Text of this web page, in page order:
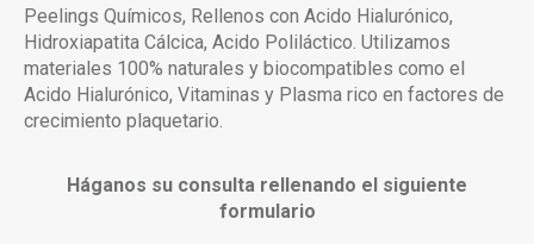
Peelings Químicos, Rellenos con Acido Hialurónico,
Hidroxiapatita Cálcica, Acido Poliláctico. Utilizamos
materiales 100% naturales y biocompatibles como el
Acido Hialurónico, Vitaminas y Plasma rico en factores de
crecimiento plaquetario.
Háganos su consulta rellenando el siguiente
formulario